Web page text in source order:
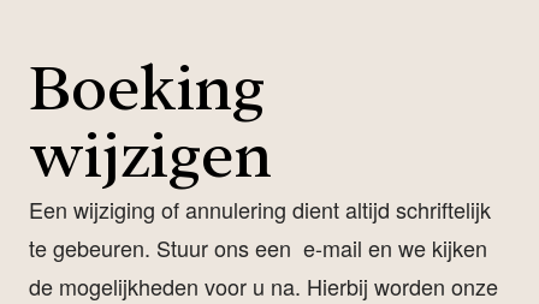
Boeking
wijzigen
Een wijziging of annulering dient altijd schriftelijk
te gebeuren. Stuur ons een e-mail en we kijken
de mogelijkheden voor u na. Hierbij worden onze